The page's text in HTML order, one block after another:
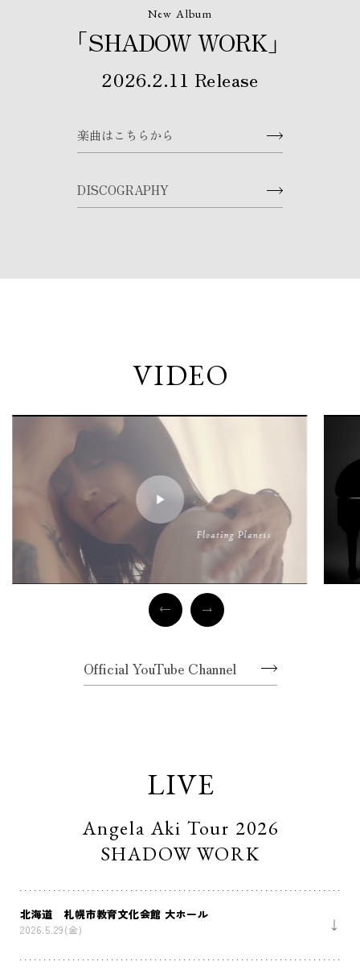
New Album
「SHADOW WORK」
2026.2.11 Release
楽曲はこちらから
DISCOGRAPHY
VIDEO
Official YouTube Channel
LIVE
Angela Aki Tour 2026
SHADOW WORK
北海道 札幌市教育文化会館 大ホール
2026.5.29(金)